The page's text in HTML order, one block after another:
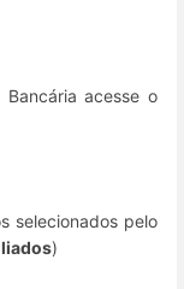
acesse o
selecionados pelo
)